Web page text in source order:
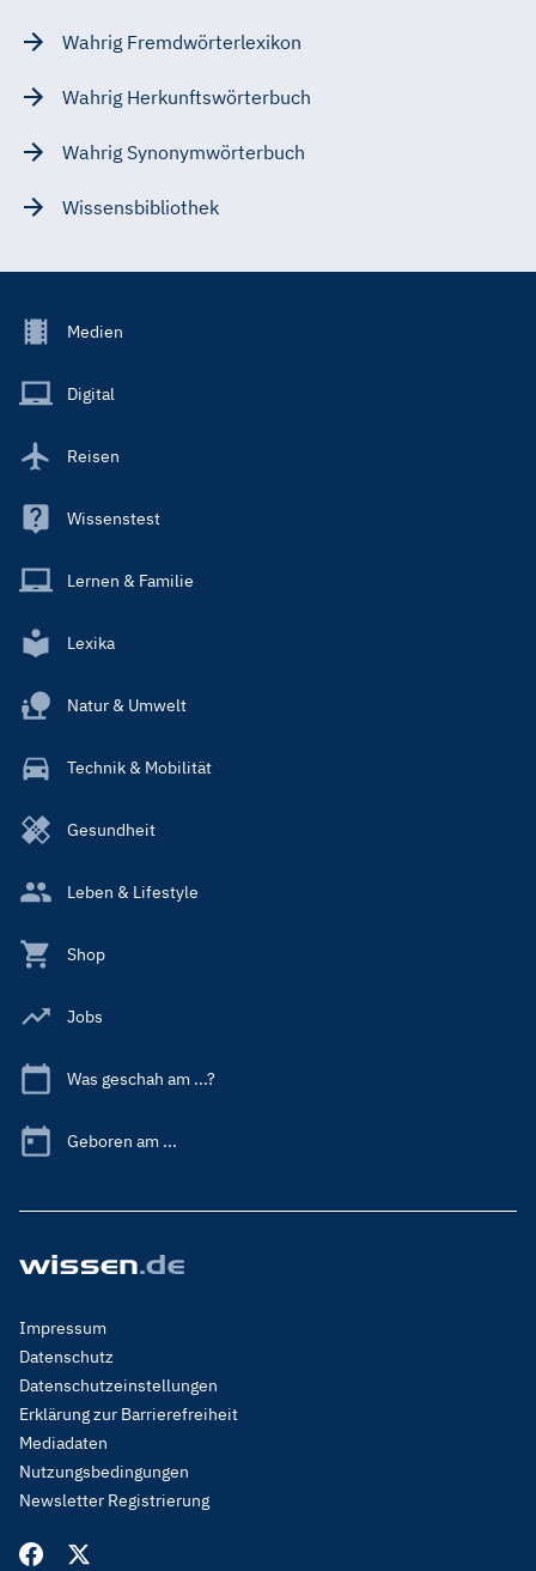
Wahrig Fremdwörterlexikon
Wahrig Herkunftswörterbuch
Wahrig Synonymwörterbuch
Wissensbibliothek
Footer
Main
Medien
Digital
Reisen
Wissenstest
Lernen & Familie
Lexika
Natur & Umwelt
Technik & Mobilität
Gesundheit
Leben & Lifestyle
Shop
Jobs
Was geschah am ...?
Geboren am ...
Footer
Menu
Legal
Impressum
Datenschutz
Datenschutzeinstellungen
Erklärung zur Barrierefreiheit
Mediadaten
Nutzungsbedingungen
Newsletter Registrierung